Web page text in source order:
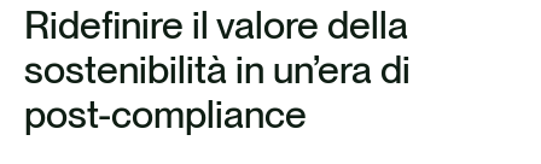
Ridefinire il valore della
sostenibilità in un’era di
post-compliance